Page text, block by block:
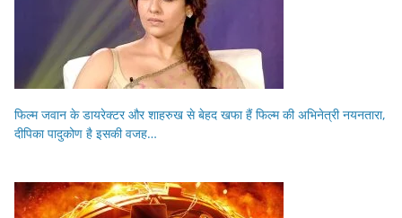
फिल्म जवान के डायरेक्टर और शाहरुख से बेहद खफा हैं फिल्म की अभिनेत्री नयनतारा,
दीपिका पादुकोण है इसकी वजह…